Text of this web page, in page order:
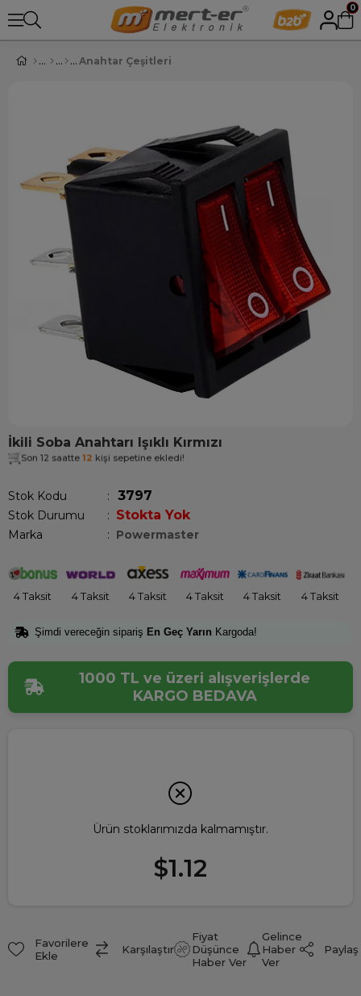
0
Anahtar Çeşitleri
İkili Soba Anahtarı Işıklı Kırmızı
Son 12 saatte 12 kişi sepetine ekledi!
Stok Kodu 3797
Stok Durumu : Stokta Yok
Marka : Powermaster
4 Taksit 4 Taksit 4 Taksit 4 Taksit 4 Taksit 4 Taksit
Şimdi vereceğin sipariş En Geç Yarın Kargoda!
1000 TL ve üzeri alışverişlerde
KARGO BEDAVA
Ürün stoklarımızda kalmamıştır.
$1.12
Favorilere
Ekle
Karşılaştır
Fiyat
Düşünce
Haber Ver
Gelince
Haber
Ver
Paylaş